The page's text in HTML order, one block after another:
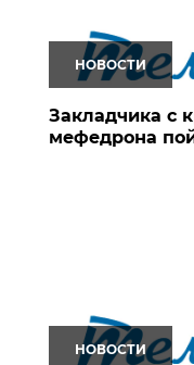
НОВОСТИ
Закладчика с
мефедрона
НОВОСТИ